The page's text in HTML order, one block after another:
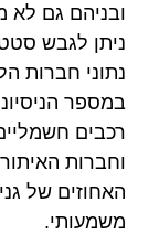
ובניהם גם לא
ניתן לגבש
נתוני חברות
במספר
רכבים
וחברות
האחוזים של
משמעותי.